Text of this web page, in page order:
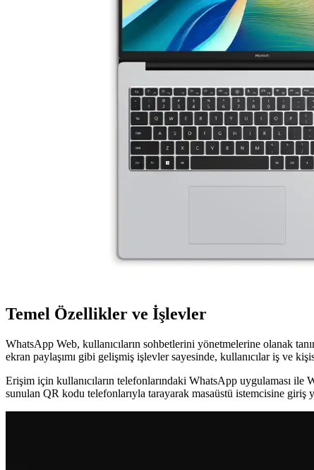
WhatsApp Web'in Temel Özellikleri ve Kullanım
WhatsApp Web, mobil ve masaüstü arasında güvenli ve pratik
WhatsApp: Güvenli ve Çok Yönlü İletişim Sağlayan
WhatsApp, uçtan uca şifreleme ve çok platform desteğiyle güvenli
Samsung Galaxy S22 Ekran Koruyucu Özellikleri
Samsung Galaxy S22 ekran koruyucularının dokunmatik
WhatsApp Web: Masaüstü Bilgisayarda Kolay ve
Huawei Mate D16 ve WhatsApp Web
Temel Özellikler ve İşlevler
WhatsApp Web, kullanıcıların sohbetlerini yönetmelerine olanak
ekran paylaşımı gibi gelişmiş işlevler sayesinde, kullanıcılar iş ve
Erişim için kullanıcıların telefonlarındaki WhatsApp uygulaması ile
sunulan QR kodu telefonlarıyla tarayarak masaüstü istemcisine giriş